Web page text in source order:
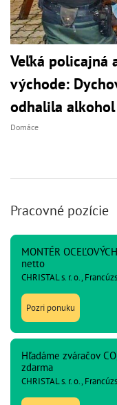
Veľká policajná
východe:
odhalila alkohol
Domáce
Pracovné pozície
MONTÉR
netto
CHRISTAL s. r. o.,
Pozri ponuku
Hľadáme zváračov
zdarma
CHRISTAL s. r. o.,